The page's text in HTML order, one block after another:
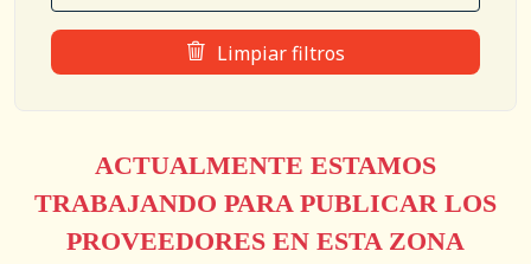
Limpiar filtros
ACTUALMENTE ESTAMOS
TRABAJANDO PARA PUBLICAR LOS
PROVEEDORES EN ESTA ZONA